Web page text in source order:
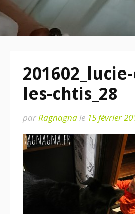
les-chtis_28
parRagnagnale 15 février